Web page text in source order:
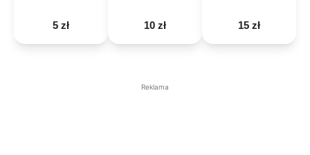
5 zł 10 zł 15 zł
Reklama